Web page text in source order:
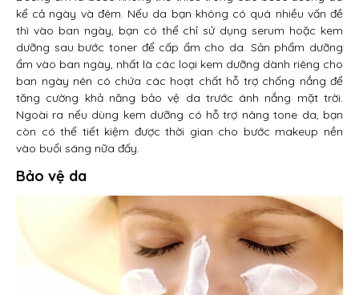
kể cả ngày và đêm. Nếu da bạn không có quá nhiều vấn đề
thì vào ban ngày, bạn có thể chỉ sử dụng serum hoặc kem
dưỡng sau bước toner để cấp ẩm cho da. Sản phẩm dưỡng
ẩm vào ban ngày, nhất là các loại kem dưỡng dành riêng cho
ban ngày nên có chứa các hoạt chất hỗ trợ chống nắng để
tăng cường khả năng bảo vệ da trước ánh nắng mặt trời.
Ngoài ra nếu dùng kem dưỡng có hỗ trợ nâng tone da, bạn
còn có thể tiết kiệm được thời gian cho bước makeup nền
vào buổi sáng nữa đấy.
Bảo vệ da